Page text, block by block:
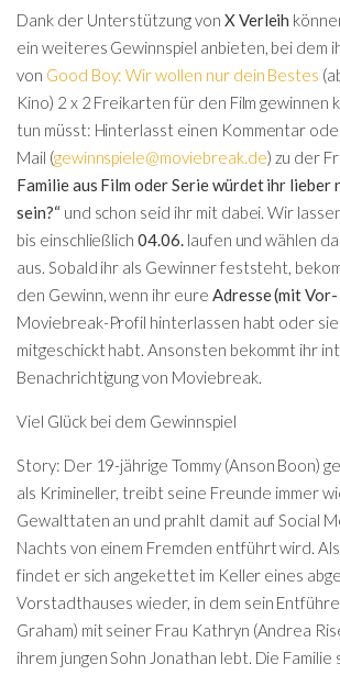
Dank der Unterstützung von X Verleih
ein weiteres Gewinnspiel anbieten, bei dem
von Good Boy: Wir wollen nur dein Bestes
Kino) 2 x 2 Freikarten für den Film gewinnen
tun müsst: Hinterlasst einen Kommentar
Mail (gewinnspiele@moviebreak.de) zu der
Familie aus Film oder Serie würdet ihr
sein?“ und schon seid ihr mit dabei. Wir
bis einschließlich 04.06. laufen und wählen
aus. Sobald ihr als Gewinner feststeht,
den Gewinn, wenn ihr eure Adresse (mit
Moviebreak-Profil hinterlassen habt oder sie
mitgeschickt habt. Ansonsten bekommt ihr
Benachrichtigung von Moviebreak.
Viel Glück bei dem Gewinnspiel
Story: Der 19-jährige Tommy (Anson Boon)
als Krimineller, treibt seine Freunde immer
Gewalttaten an und prahlt damit auf Social
Nachts von einem Fremden entführt wird. Als
findet er sich angekettet im Keller eines
Vorstadthauses wieder, in dem sein
Graham) mit seiner Frau Kathryn (Andrea
ihrem jungen Sohn Jonathan lebt. Die Familie